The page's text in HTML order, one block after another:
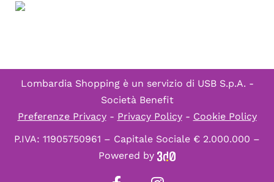
Lombardia Shopping è un servizio di USB S.p.A. -
Società Benefit
Preferenze Privacy- Privacy Policy- Cookie Policy
P.IVA: 11905750961 – Capitale Sociale € 2.000.000 –
Powered by